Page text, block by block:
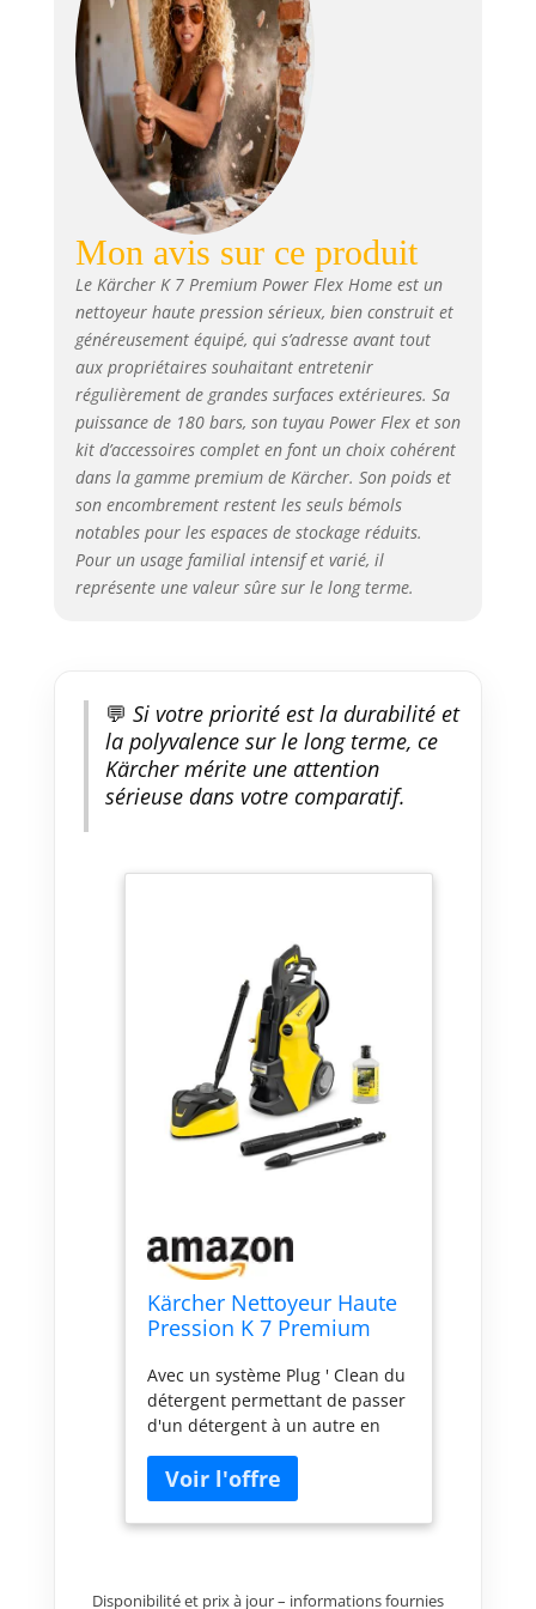
Mon avis sur ce produit
Le Kärcher K 7 Premium Power Flex Home est un
nettoyeur haute pression sérieux, bien construit et
généreusement équipé, qui s’adresse avant tout
aux propriétaires souhaitant entretenir
régulièrement de grandes surfaces extérieures. Sa
puissance de 180 bars, son tuyau Power Flex et son
kit d’accessoires complet en font un choix cohérent
dans la gamme premium de Kärcher. Son poids et
son encombrement restent les seuls bémols
notables pour les espaces de stockage réduits.
Pour un usage familial intensif et varié, il
représente une valeur sûre sur le long terme.
💬 Si votre priorité est la durabilité et
la polyvalence sur le long terme, ce
Kärcher mérite une attention
sérieuse dans votre comparatif.
Kärcher Nettoyeur Haute
Pression K 7 Premium
Pression : Max. 180 Bar,
Débit : 600 l/h, Surface :
60 m²/h, Poids : 17,9 kg,
Pistolet Haute Pression,
Rotabuse, Lance, Home
Kit
Avec un système Plug ' Clean du
détergent permettant de passer
d'un détergent à un autre en
offre plus de souplesse,
garantissant ainsi une liberté de
mouvement optimale La
le transport, puis de nouveau
Disponibilité et prix à jour – informations fournies